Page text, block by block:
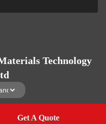
Technology
Technology Co.,Ltd
Get A Quote